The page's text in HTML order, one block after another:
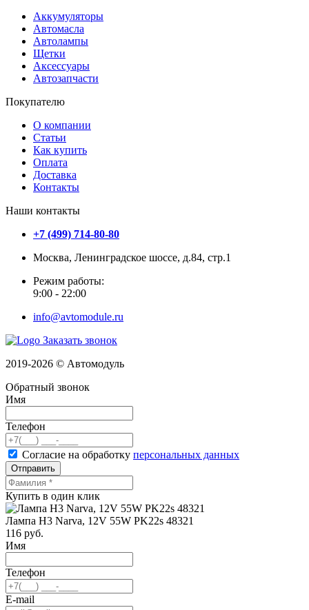
Аккумуляторы
Автомасла
Автолампы
Щетки
Аксессуары
Автозапчасти
Покупателю
О компании
Статьи
Как купить
Оплата
Доставка
Контакты
Наши контакты
+7 (499) 714-80-80
Москва, Ленинградское шоссе, д.84, стр.1
Режим работы:
9:00 - 22:00
info@avtomodule.ru
Заказать звонок
2019-2026 © Автомодуль
Обратный звонок
Имя
Телефон
Согласие на обработку персональных данных
Отправить
Купить в один клик
Лампа H3 Narva, 12V 55W PK22s 48321
116 руб.
Имя
Телефон
E-mail